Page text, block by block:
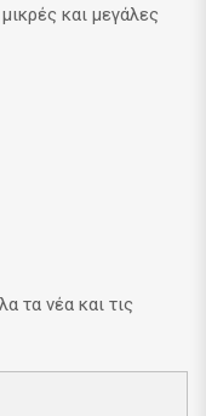
και μεγάλες
τα νέα και τις